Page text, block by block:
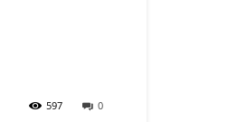
0
597